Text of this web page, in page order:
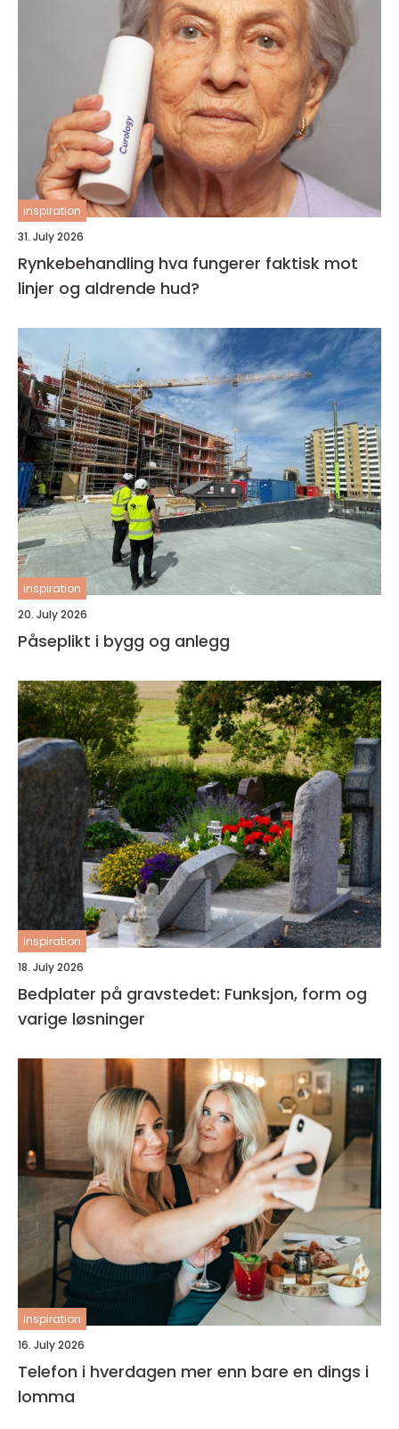
inspiration
31. July 2026
Rynkebehandling hva fungerer faktisk mot
linjer og aldrende hud?
inspiration
20. July 2026
Påseplikt i bygg og anlegg
inspiration
18. July 2026
Bedplater på gravstedet: Funksjon, form og
varige løsninger
inspiration
16. July 2026
Telefon i hverdagen mer enn bare en dings i
lomma